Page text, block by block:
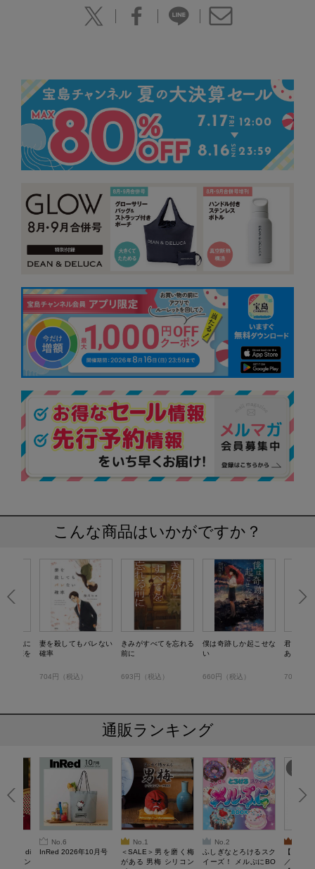
こんな商品はいかがですか？
時代に
の恋を
妻を殺してもバレない
確率
704円（税込）
きみがすべてを忘れる
前に
693円（税込）
僕は奇跡しか起こせな
い
660円（税込）
君に恋を
ありえな
704円（
通販ランキング
di
ティン
No.6
InRed 2026年10月号
No.1
＜SALE＞男を磨く梅
がある 男梅 シリコン
No.2
ふしぎなとろけるスク
イーズ！ メルぷにBO
【
／Lサイ